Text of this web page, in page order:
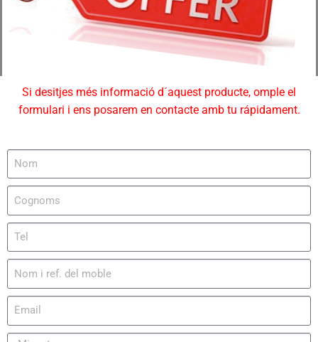
Si desitjes més informació d´aquest producte, omple el
formulari i ens posarem en contacte amb tu rápidament.